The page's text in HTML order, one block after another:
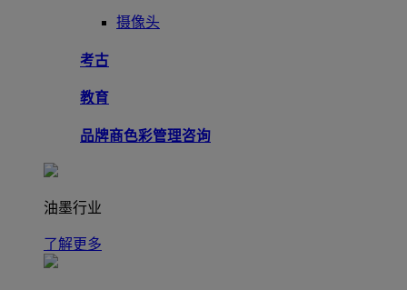
摄像头
考古
教育
品牌商色彩管理咨询
油墨行业
了解更多